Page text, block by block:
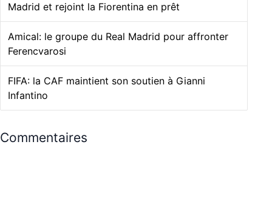
Madrid et rejoint la Fiorentina en prêt
Amical: le groupe du Real Madrid pour affronter
Ferencvarosi
FIFA: la CAF maintient son soutien à Gianni
Infantino
Commentaires